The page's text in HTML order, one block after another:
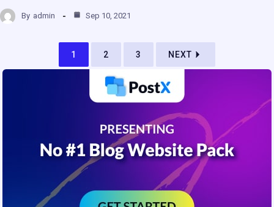
ce
b
o
o
k
at
A
p
p
a
d
a
By admin Sep 10, 2021
1 2 3 NEXT